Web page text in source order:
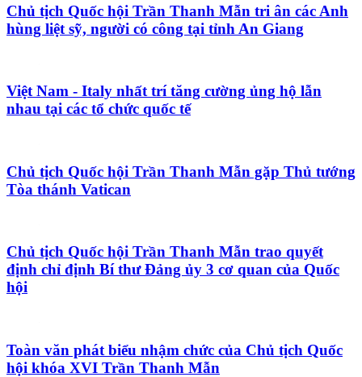
Chủ tịch Quốc hội Trần Thanh Mẫn tri ân các Anh
hùng liệt sỹ, người có công tại tỉnh An Giang
Việt Nam - Italy nhất trí tăng cường ủng hộ lẫn
nhau tại các tổ chức quốc tế
Chủ tịch Quốc hội Trần Thanh Mẫn gặp Thủ tướng
Tòa thánh Vatican
Chủ tịch Quốc hội Trần Thanh Mẫn trao quyết
định chỉ định Bí thư Đảng ủy 3 cơ quan của Quốc
hội
Toàn văn phát biểu nhậm chức của Chủ tịch Quốc
hội khóa XVI Trần Thanh Mẫn